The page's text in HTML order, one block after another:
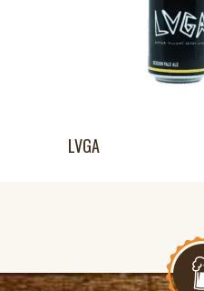
LVGA